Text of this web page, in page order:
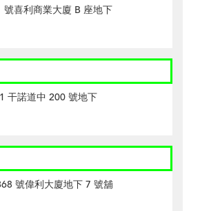
號喜利商業大廈 B 座地下
干諾道中 200 號地下
號偉利大廈地下 7 號舖